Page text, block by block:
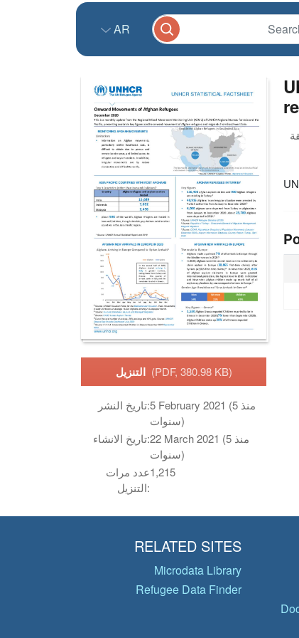
AR
التنزيل (PDF, 380.98 KB)
تاريخ النشر:5 February 2021 (منذ 5
سنوات)
تاريخ الانشاء:22 March 2021 (منذ 5
سنوات)
عدد مرات
التنزيل:
1,215
RELATED SITES
Microdata Library
Refugee Data Finder